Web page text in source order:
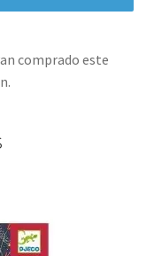
comprado este